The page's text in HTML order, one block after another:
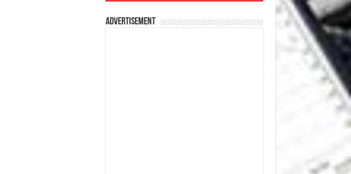
Advertisement